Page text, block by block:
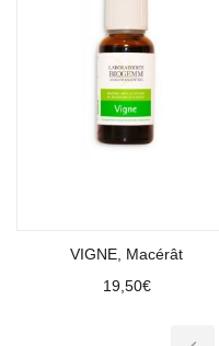
VIGNE, Macérât
19,50€